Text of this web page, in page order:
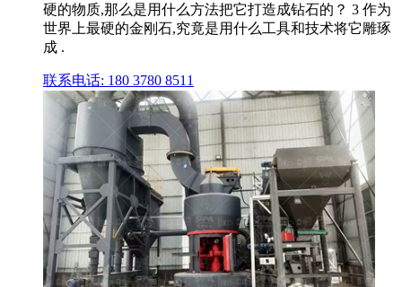
硬的物质,那么是用什么方法把它打造成钻石的？ 3 作为
世界上最硬的金刚石,究竟是用什么工具和技术将它雕琢
成 .
联系电话: 180 3780 8511